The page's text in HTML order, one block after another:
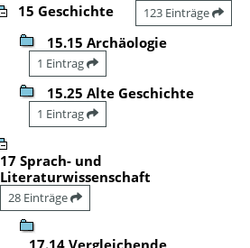
15 Geschichte 123 Einträge
15.15 Archäologie
1 Eintrag
15.25 Alte Geschichte
1 Eintrag
17 Sprach- und
Literaturwissenschaft
28 Einträge
17.14 Vergleichende